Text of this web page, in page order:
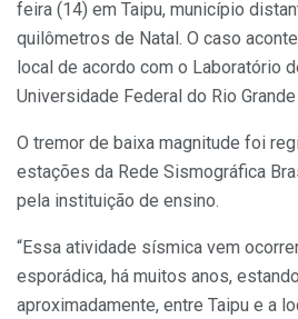
feira (14) em Taipu, município
quilômetros de Natal. O caso
local de acordo com o Laboratório
Universidade Federal do Rio
O tremor de baixa magnitude foi
estações da Rede Sismográfica
pela instituição de ensino.
“Essa atividade sísmica vem
esporádica, há muitos anos,
aproximadamente, entre Taipu e a